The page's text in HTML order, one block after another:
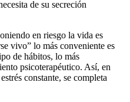
de su secreción
en riesgo la vida es
vivo” lo más conveniente es
de hábitos, lo más
psicoterapéutico. Así, en
constante, se completa